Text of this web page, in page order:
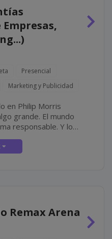
Presencial
Marketing y Publicidad
en Philip Morris
grande. El mundo
responsable. Y lo
completamente
futuro con un propósito
Remax Arena